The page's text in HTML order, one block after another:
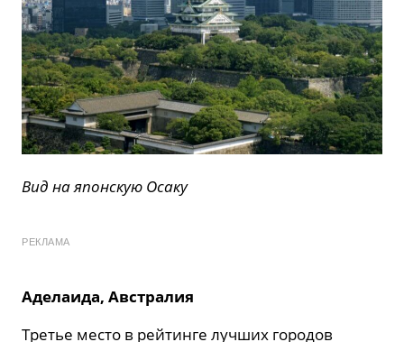
Вид на японскую Осаку
РЕКЛАМА
Аделаида, Австралия
Третье место в рейтинге лучших городов